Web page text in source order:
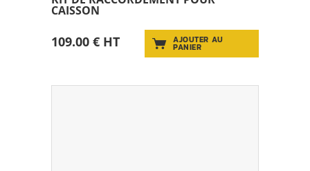
CAISSON
109.00 € HT AJOUTER AU
PANIER